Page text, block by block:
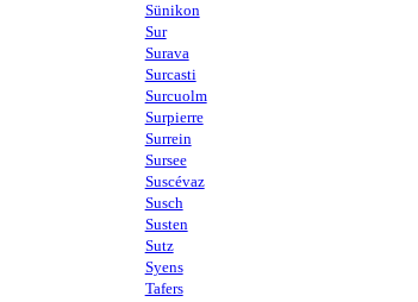
Sünikon
Sur
Surava
Surcasti
Surcuolm
Surpierre
Surrein
Sursee
Suscévaz
Susch
Susten
Sutz
Syens
Tafers